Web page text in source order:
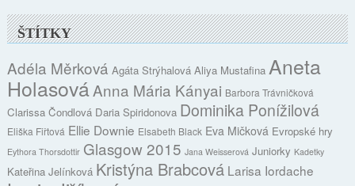
ŠTÍTKY
Adéla Měrková Agáta Strýhalová Aliya Mustafina Aneta
HolasováAnna Mária Kányai Barbora Trávničková
Clarissa Čondlová Daria Spiridonova Dominika Ponížilová
Eliška Fiřtová Ellie Downie Elsabeth Black Eva Mičková Evropské hry
Eythora Thorsdottir Glasgow 2015 Jana Weisserová Juniorky Kadetky
Kateřina Jelínková Kristýna Brabcová Larisa Iordache